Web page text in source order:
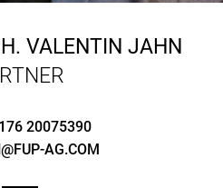
VALENTIN JAHN
20075390
AG.COM